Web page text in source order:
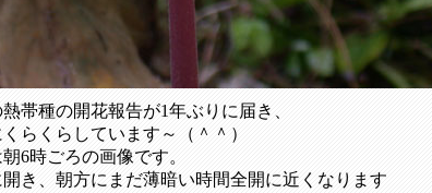
帯種の開花報告が1年ぶりに届き、
らくらしています～（＾＾）
6時ごろの画像です。
き、朝方にまだ薄暗い時間全開に近くなります